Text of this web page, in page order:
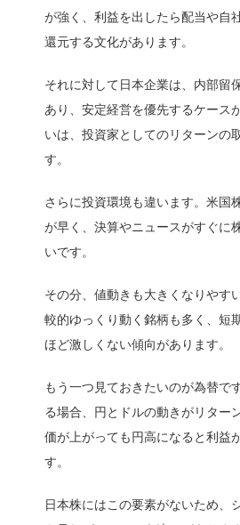
が強く、利益を出したら配当や自
還元する文化があります。
それに対して日本企業は、内部留
あり、安定経営を優先するケース
いは、投資家としてのリターンの
す。
さらに投資環境も違います。米国
が早く、決算やニュースがすぐに
いです。
その分、値動きも大きくなりやす
較的ゆっくり動く銘柄も多く、短
ほど激しくない傾向があります。
もう一つ見ておきたいのが為替で
る場合、円とドルの動きがリター
価が上がっても円高になると利益
す。
日本株にはこの要素がないため、